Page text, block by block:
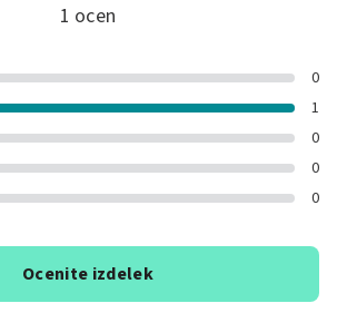
1 ocen
0
1
0
0
0
Ocenite izdelek